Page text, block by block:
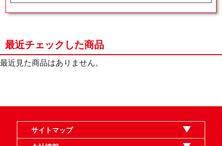
最近チェックした商品
最近見た商品はありません。
サイトマップ